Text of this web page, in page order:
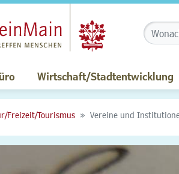
Wirtschaft/Stadtentwicklung
Freizeit/Tourismus Vereine und